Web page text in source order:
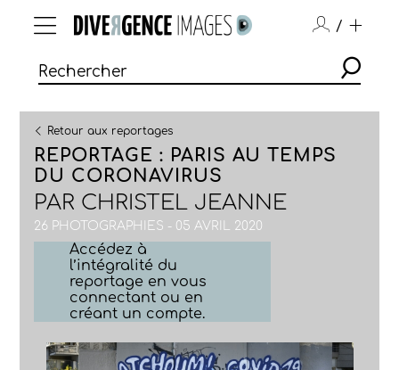
/
Retour aux reportages
REPORTAGE : PARIS AU TEMPS
DU CORONAVIRUS
PAR CHRISTEL JEANNE
26 PHOTOGRAPHIES - 05 AVRIL 2020
Accédez à
l’intégralité du
reportage en vous
connectant ou en
créant un compte.